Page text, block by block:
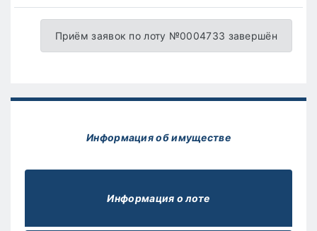
Приём заявок по лоту №0004733 завершён
Информация об имуществе
Информация о лоте